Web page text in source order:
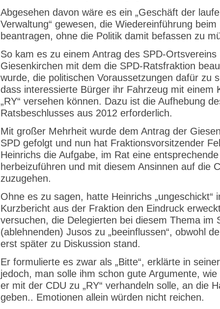
Abgesehen davon wäre es ein „Geschäft der
Verwaltung“ gewesen, die Wiedereinführung beim
beantragen, ohne die Politik damit befassen zu
So kam es zu einem Antrag des SPD-Ortsvereins
Giesenkirchen mit dem die SPD-Ratsfraktion
wurde, die politischen Voraussetzungen dafür zu
dass interessierte Bürger ihr Fahrzeug mit einem
„RY“ versehen können. Dazu ist die Aufhebung
Ratsbeschlusses aus 2012 erforderlich.
Mit großer Mehrheit wurde dem Antrag der
SPD gefolgt und nun hat Fraktionsvorsitzender
Heinrichs die Aufgabe, im Rat eine
herbeizuführen und mit diesem Ansinnen auf die
zuzugehen.
Ohne es zu sagen, hatte Heinrichs „ungeschickt“
Kurzbericht aus der Fraktion den Eindruck
versuchen, die Delegierten bei diesem Thema im
(ablehnenden) Jusos zu „beeinflussen“, obwohl
erst später zu Diskussion stand.
Er formulierte es zwar als „Bitte“, erklärte in
jedoch, man solle ihm schon gute Argumente,
er mit der CDU zu „RY“ verhandeln solle, an die
geben.. Emotionen allein würden nicht reichen.